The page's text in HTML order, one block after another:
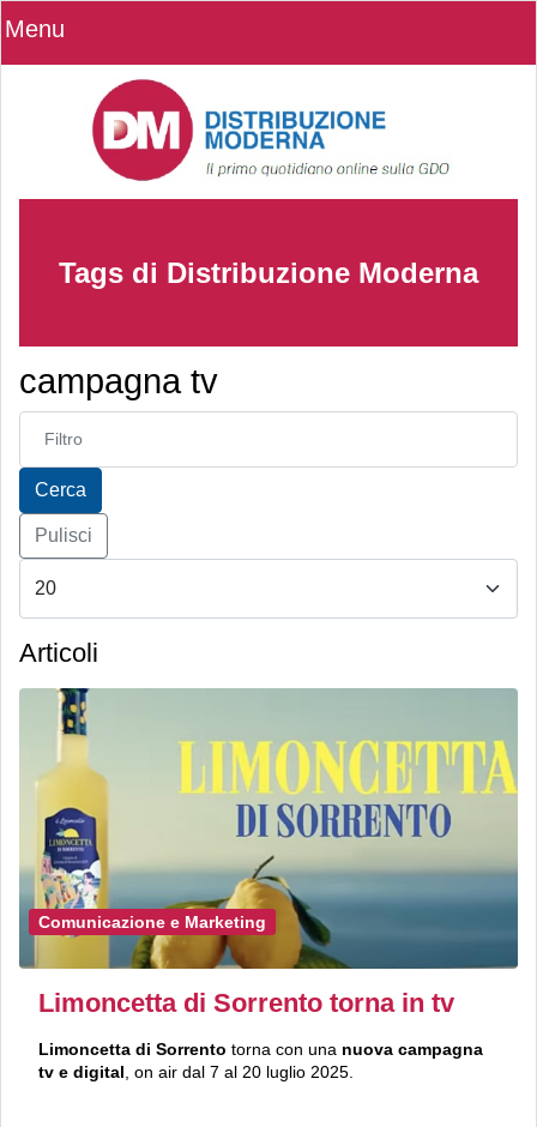
Menu
Tags di Distribuzione Moderna
campagna tv
Inserisci parte del titolo
Cerca
Pulisci
Articoli
Comunicazione e Marketing
Limoncetta di Sorrento torna in tv
Limoncetta di Sorrento torna con una nuova campagna
tv e digital , on air dal 7 al 20 luglio 2025.